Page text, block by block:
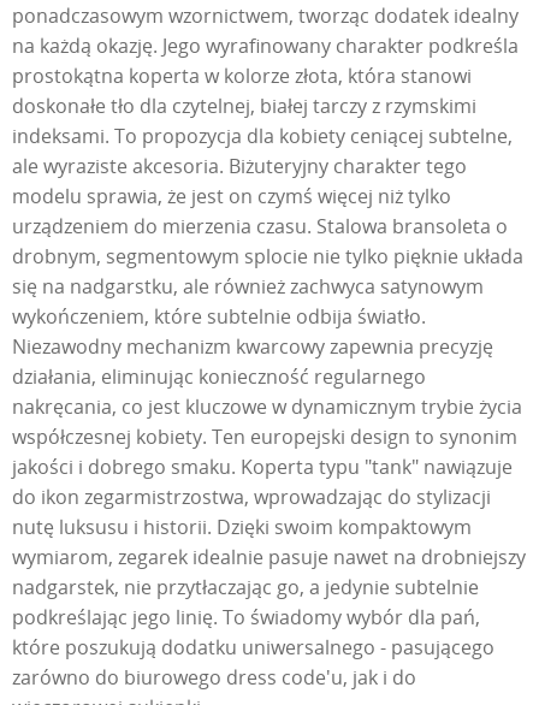
ponadczasowym wzornictwem, tworząc dodatek idealny
na każdą okazję. Jego wyrafinowany charakter podkreśla
prostokątna koperta w kolorze złota, która stanowi
doskonałe tło dla czytelnej, białej tarczy z rzymskimi
indeksami. To propozycja dla kobiety ceniącej subtelne,
ale wyraziste akcesoria. Biżuteryjny charakter tego
modelu sprawia, że jest on czymś więcej niż tylko
urządzeniem do mierzenia czasu. Stalowa bransoleta o
drobnym, segmentowym splocie nie tylko pięknie układa
się na nadgarstku, ale również zachwyca satynowym
wykończeniem, które subtelnie odbija światło.
Niezawodny mechanizm kwarcowy zapewnia precyzję
działania, eliminując konieczność regularnego
nakręcania, co jest kluczowe w dynamicznym trybie życia
współczesnej kobiety. Ten europejski design to synonim
jakości i dobrego smaku. Koperta typu "tank" nawiązuje
do ikon zegarmistrzostwa, wprowadzając do stylizacji
nutę luksusu i historii. Dzięki swoim kompaktowym
wymiarom, zegarek idealnie pasuje nawet na drobniejszy
nadgarstek, nie przytłaczając go, a jedynie subtelnie
podkreślając jego linię. To świadomy wybór dla pań,
które poszukują dodatku uniwersalnego - pasującego
zarówno do biurowego dress code'u, jak i do